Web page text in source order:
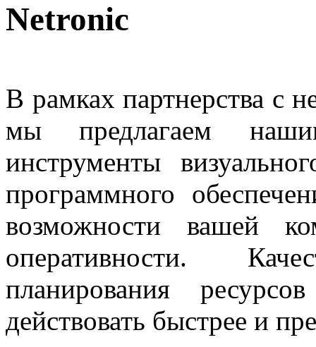
Netronic
В рамках партнерства с
мы предлагаем
инструменты
программного
возможности вашей
оперативности.
планирования
действовать быстрее и